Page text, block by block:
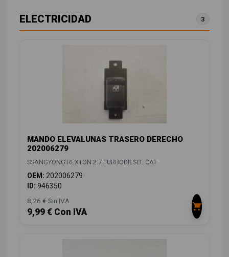
ELECTRICIDAD 3
MANDO ELEVALUNAS TRASERO DERECHO
202006279
SSANGYONG REXTON 2.7 TURBODIESEL CAT
OEM: 202006279
ID: 946350
8,26 € Sin IVA
9,99 € Con IVA